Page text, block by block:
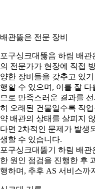
관뚫은 전문 장비
구싱크대뚫음 하림 배
전문가가 현장에 직접
한 장비들을 갖추고 있
할 수 있으며, 이를 잘
로 만족스러운 결과를
오래된 건물일수록 작
배관의 상태를 살피지
면 2차적인 문제가 발생
할 수 있습니다.
구싱크대뚫기 하림 배
원인 점검을 진행한 후
하며, 추후 AS 서비스까